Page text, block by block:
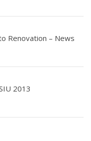
Renovation – News
2013